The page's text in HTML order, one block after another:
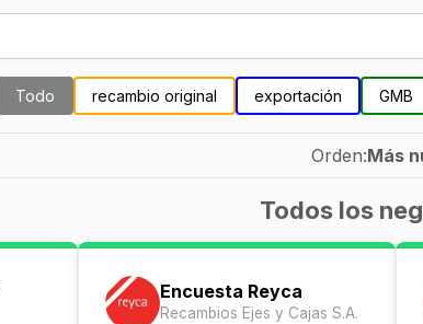
Todo recambio original exportación GMB
Orden:Más
Todos los
Encuesta Reyca
Recambios Ejes y Cajas S.A.